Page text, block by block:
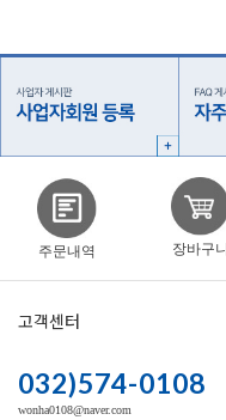
주문내역 장바구니
고객센터
032)574-0108
wonha0108@naver.com